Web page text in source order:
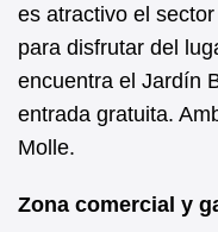
es atractivo el
para disfrutar del
encuentra el Jardín
entrada gratuita.
Molle.
Zona comercial y